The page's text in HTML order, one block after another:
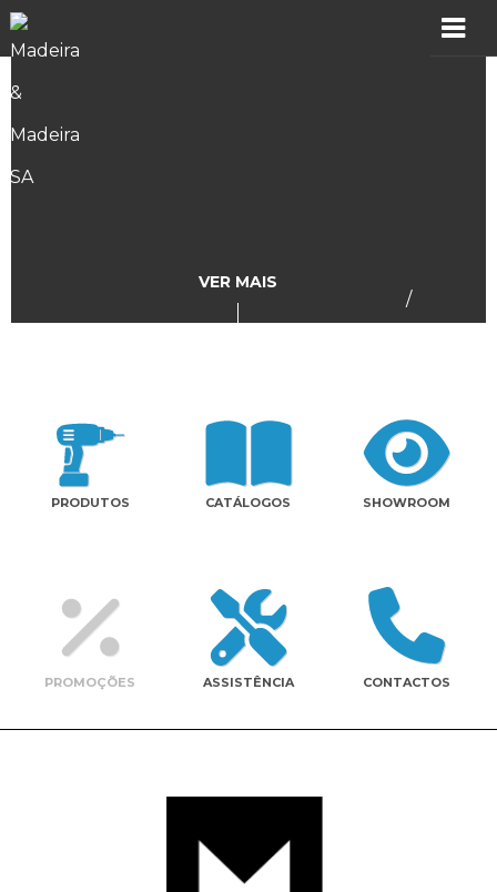
Assistência
Contactos
/
VER MAIS
PRODUTOS CATÁLOGOS SHOWROOM
PROMOÇÕES ASSISTÊNCIA CONTACTOS